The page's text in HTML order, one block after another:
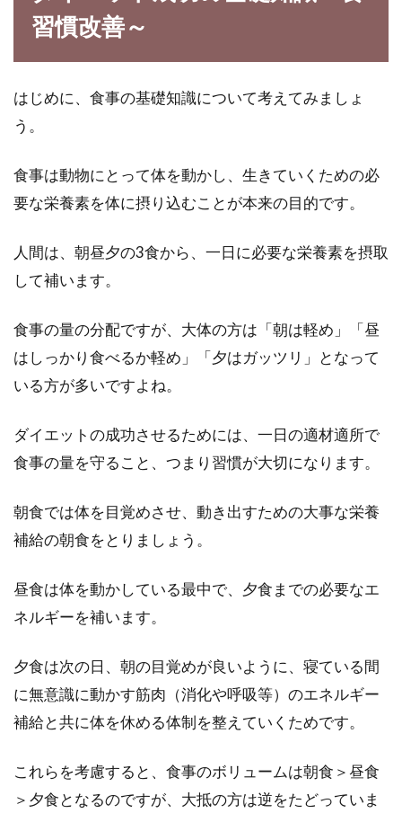
食べることができないなんて、さみしいですよ
米麹と酒粕、甘酒には2種類？スー
パーフードと言われる理由
甘酒は「飲む点滴」と言われるほど豊富な栄養
が含まれています。甘酒は酒粕と米麹、2つの
調味料は醤油がおすすめ！？ダイエ
ットを成功させるコツ
ダイエットを行うとき、「糖質」や「脂質」を
気にする方は多いかと思います。実はダイエッ
果やカロリーを徹底解説！
は、ハリウッドセレブやモデルさんなどにも人
気の食事...
豆乳でカロリーオフできるのか？気
になる糖質と美容効果は？
習慣改善～
はじめに、食事の基礎知識について考えてみましょ
う。
食事は動物にとって体を動かし、生きていくための必
要な栄養素を体に摂り込むことが本来の目的です。
人間は、朝昼夕の3食から、一日に必要な栄養素を摂取
して補います。
食事の量の分配ですが、大体の方は「朝は軽め」「昼
はしっかり食べるか軽め」「夕はガッツリ」となって
いる方が多いですよね。
ダイエットの成功させるためには、一日の適材適所で
食事の量を守ること、つまり習慣が大切になります。
朝食では体を目覚めさせ、動き出すための大事な栄養
補給の朝食をとりましょう。
昼食は体を動かしている最中で、夕食までの必要なエ
ネルギーを補います。
夕食は次の日、朝の目覚めが良いように、寝ている間
に無意識に動かす筋肉（消化や呼吸等）のエネルギー
補給と共に体を休める体制を整えていくためです。
これらを考慮すると、食事のボリュームは朝食＞昼食
＞夕食となるのですが、大抵の方は逆をたどっていま